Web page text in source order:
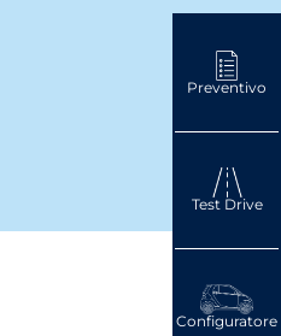
Preventivo
Test Drive
Configuratore